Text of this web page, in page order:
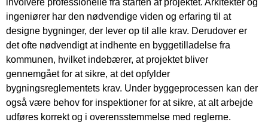
involvere professionelle fra starten af projektet. Arkitekter og
ingeniører har den nødvendige viden og erfaring til at
designe bygninger, der lever op til alle krav. Derudover er
det ofte nødvendigt at indhente en byggetilladelse fra
kommunen, hvilket indebærer, at projektet bliver
gennemgået for at sikre, at det opfylder
bygningsreglementets krav. Under byggeprocessen kan der
også være behov for inspektioner for at sikre, at alt arbejde
udføres korrekt og i overensstemmelse med reglerne.